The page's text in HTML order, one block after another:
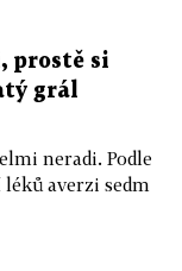
prostě si
grál
neradi. Podle
averzi sedm